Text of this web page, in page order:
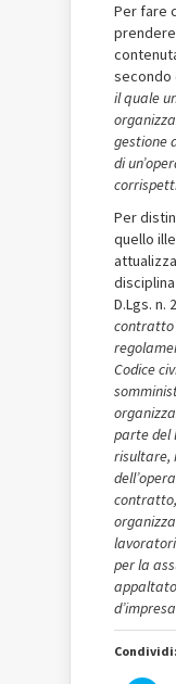
Per fare
secondo
il quale
gestione
di
Per
quello
D.Lgs. n.
contratto
Codice
parte del
risultare,
per la
d’impresa
Condividi: